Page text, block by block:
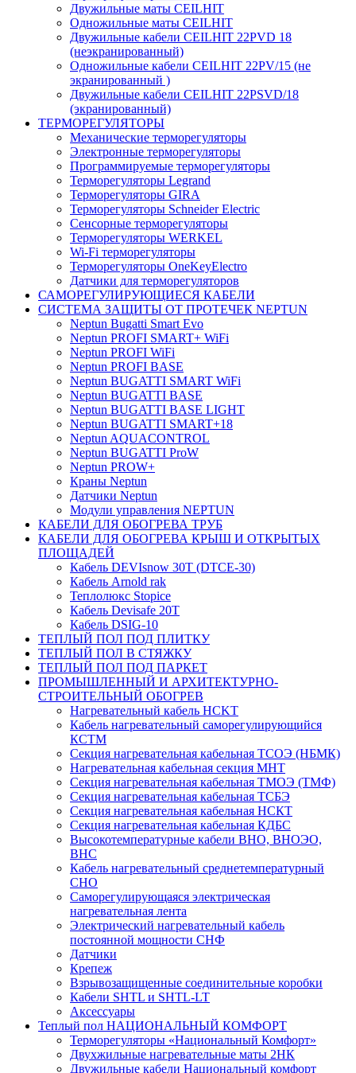
Двужильные маты CEILHIT
Одножильные маты CEILHIT
Двужильные кабели CEILHIT 22PVD 18
(неэкранированный)
Одножильные кабели CEILHIT 22PV/15 (не
экранированный )
Двужильные кабели CEILHIT 22PSVD/18
(экранированный)
ТЕРМОРЕГУЛЯТОРЫ
Механические терморегуляторы
Электронные терморегуляторы
Программируемые терморегуляторы
Терморегуляторы Legrand
Терморегуляторы GIRA
Терморегуляторы Schneider Electric
Сенсорные терморегуляторы
Терморегуляторы WERKEL
Wi-Fi терморегуляторы
Терморегуляторы OneKeyElectro
Датчики для терморегуляторов
САМОРЕГУЛИРУЮЩИЕСЯ КАБЕЛИ
СИСТЕМА ЗАЩИТЫ ОТ ПРОТЕЧЕК NEPTUN
Neptun Bugatti Smart Evo
Neptun PROFI SMART+ WiFi
Neptun PROFI WiFi
Neptun PROFI BASE
Neptun BUGATTI SMART WiFi
Neptun BUGATTI BASE
Neptun BUGATTI BASE LIGHT
Neptun BUGATTI SMART+18
Neptun AQUACONTROL
Neptun BUGATTI ProW
Neptun PROW+
Краны Neptun
Датчики Neptun
Модули управления NEPTUN
КАБЕЛИ ДЛЯ ОБОГРЕВА ТРУБ
КАБЕЛИ ДЛЯ ОБОГРЕВА КРЫШ И ОТКРЫТЫХ
ПЛОЩАДЕЙ
Кабель DEVIsnow 30Т (DTCE-30)
Кабель Arnold rak
Теплолюкс Stopice
Кабель Devisafe 20T
Кабель DSIG-10
ТЕПЛЫЙ ПОЛ ПОД ПЛИТКУ
ТЕПЛЫЙ ПОЛ В СТЯЖКУ
ТЕПЛЫЙ ПОЛ ПОД ПАРКЕТ
ПРОМЫШЛЕННЫЙ И АРХИТЕКТУРНО-
СТРОИТЕЛЬНЫЙ ОБОГРЕВ
Нагревательный кабель НCKТ
Кабель нагревательный саморегулирующийся
КСТМ
Секция нагревательная кабельная ТСОЭ (НБМК)
Нагревательная кабельная секция МНТ
Секция нагревательная кабельная ТМОЭ (ТМФ)
Секция нагревательная кабельная ТСБЭ
Секция нагревательная кабельная НСКТ
Секция нагревательная кабельная КДБС
Высокотемпературные кабели ВНО, ВНОЭО,
ВНС
Кабель нагревательный среднетемпературный
СНО
Саморегулирующаяся электрическая
нагревательная лента
Электрический нагревательный кабель
постоянной мощности СНФ
Датчики
Крепеж
Взрывозащищенные соединительные коробки
Кабели SHTL и SHTL-LT
Аксессуары
Теплый пол НАЦИОНАЛЬНЫЙ КОМФОРТ
Терморегуляторы «Национальный Комфорт»
Двухжильные нагревательные маты 2НК
Двужильные кабели Национальный комфорт